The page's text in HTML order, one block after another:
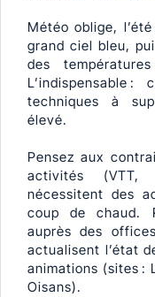
Météo oblige,
grand ciel bleu,
des
L’indispensable
techniques à
élevé.
Pensez aux
activités
nécessitent des
coup de chaud.
auprès des
actualisent l’état
animations (sites :
Oisans).